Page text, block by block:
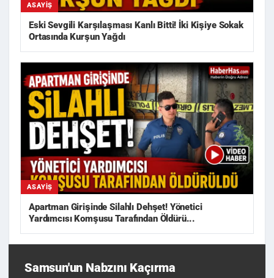
ASAYIŞ
Eski Sevgili Karşılaşması Kanlı Bitti! İki Kişiye Sokak
Ortasında Kurşun Yağdı
ASAYIŞ
Apartman Girişinde Silahlı Dehşet! Yönetici
Yardımcısı Komşusu Tarafından Öldürü...
Samsun'un Nabzını Kaçırma